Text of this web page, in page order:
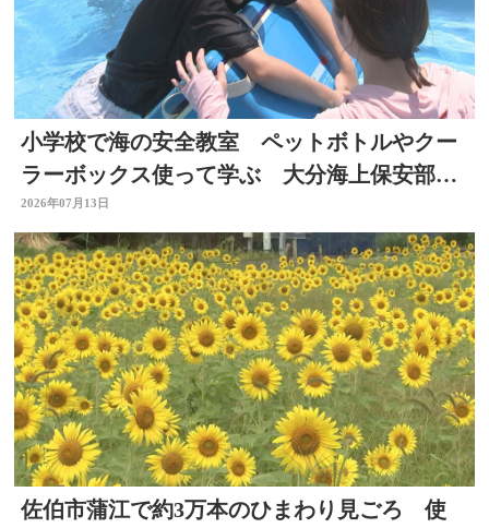
小学校で海の安全教室 ペットボトルやクー
ラーボックス使って学ぶ 大分海上保安部が
初開催
2026年07月13日
佐伯市蒲江で約3万本のひまわり見ごろ 使